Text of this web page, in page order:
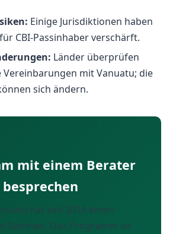
Einige Jurisdiktionen haben
CBI-Passinhaber verschärft.
Länder überprüfen
mit Vanuatu; die
sich ändern.
mit einem Berater
besprechen
hat seit 2016 einen
Rahmen. Das Programm ist